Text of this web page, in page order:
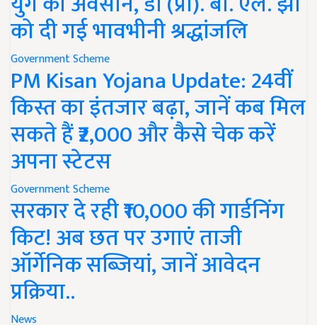
को दी गई भावभीनी श्रद्धांजलि
Government Scheme
PM Kisan Yojana Update: 24वीं
किस्त का इंतजार बढ़ा, जानें कब मिल
सकते हैं ₹2,000 और कैसे चेक करें
अपना स्टेटस
Government Scheme
सरकार दे रही ₹10,000 की गार्डनिंग
किट! अब छत पर उगाएं ताजी
ऑर्गेनिक सब्जियां, जानें आवेदन
प्रक्रिया..
News